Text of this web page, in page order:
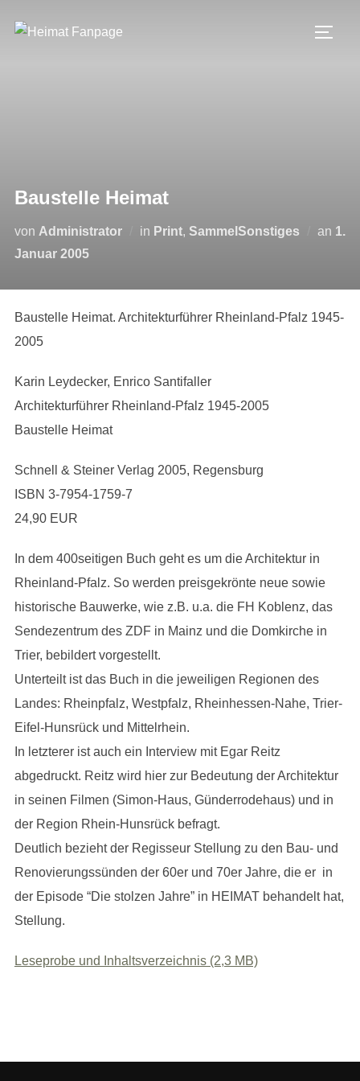
Inhalt
Baustelle Heimat
von Administrator in Print, SammelSonstiges an 1.
Januar 2005
Baustelle Heimat. Architekturführer Rheinland-Pfalz 1945-
2005
Karin Leydecker, Enrico Santifaller
Architekturführer Rheinland-Pfalz 1945-2005
Baustelle Heimat
Schnell & Steiner Verlag 2005, Regensburg
ISBN 3-7954-1759-7
24,90 EUR
In dem 400seitigen Buch geht es um die Architektur in
Rheinland-Pfalz. So werden preisgekrönte neue sowie
historische Bauwerke, wie z.B. u.a. die FH Koblenz, das
Sendezentrum des ZDF in Mainz und die Domkirche in
Trier, bebildert vorgestellt.
Unterteilt ist das Buch in die jeweiligen Regionen des
Landes: Rheinpfalz, Westpfalz, Rheinhessen-Nahe, Trier-
Eifel-Hunsrück und Mittelrhein.
In letzterer ist auch ein Interview mit Egar Reitz
abgedruckt. Reitz wird hier zur Bedeutung der Architektur
in seinen Filmen (Simon-Haus, Günderrodehaus) und in
der Region Rhein-Hunsrück befragt.
Deutlich bezieht der Regisseur Stellung zu den Bau- und
Renovierungssünden der 60er und 70er Jahre, die er in
der Episode “Die stolzen Jahre” in HEIMAT behandelt hat,
Stellung.
Leseprobe und Inhaltsverzeichnis (2,3 MB)